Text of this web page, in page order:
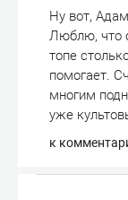
Ну вот,
Люблю, что
топе
помогает.
многим
уже
к